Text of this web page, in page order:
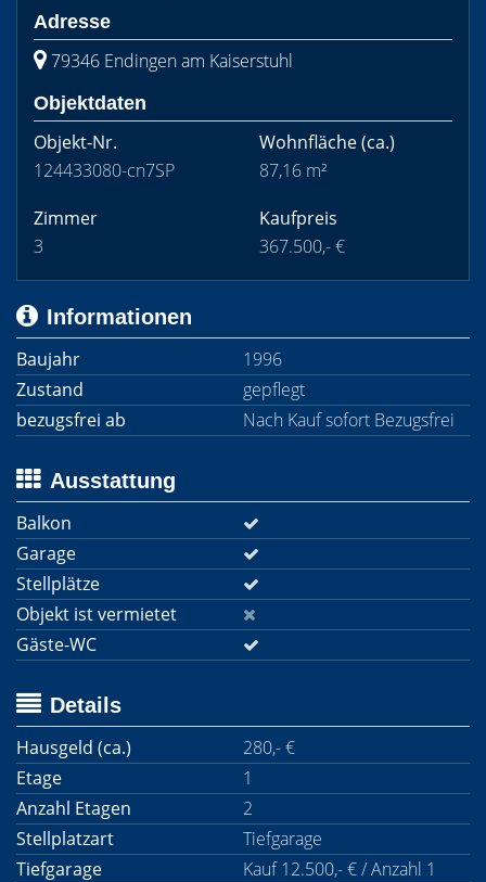
Adresse
79346 Endingen am Kaiserstuhl
Objektdaten
Objekt-Nr.
124433080-cn7SP
Wohnfläche(ca.)
87,16 m²
Zimmer
3
Kaufpreis
367.500,- €
Informationen
Baujahr
1996
Zustand
gepflegt
bezugsfrei ab
Nach Kauf sofort Bezugsfrei
Ausstattung
Balkon
Garage
Stellplätze
Objekt ist vermietet
Gäste-WC
Details
Hausgeld (ca.)
280,- €
Etage
1
Anzahl Etagen
2
Stellplatzart
Tiefgarage
Tiefgarage
Kauf 12.500,- € / Anzahl 1